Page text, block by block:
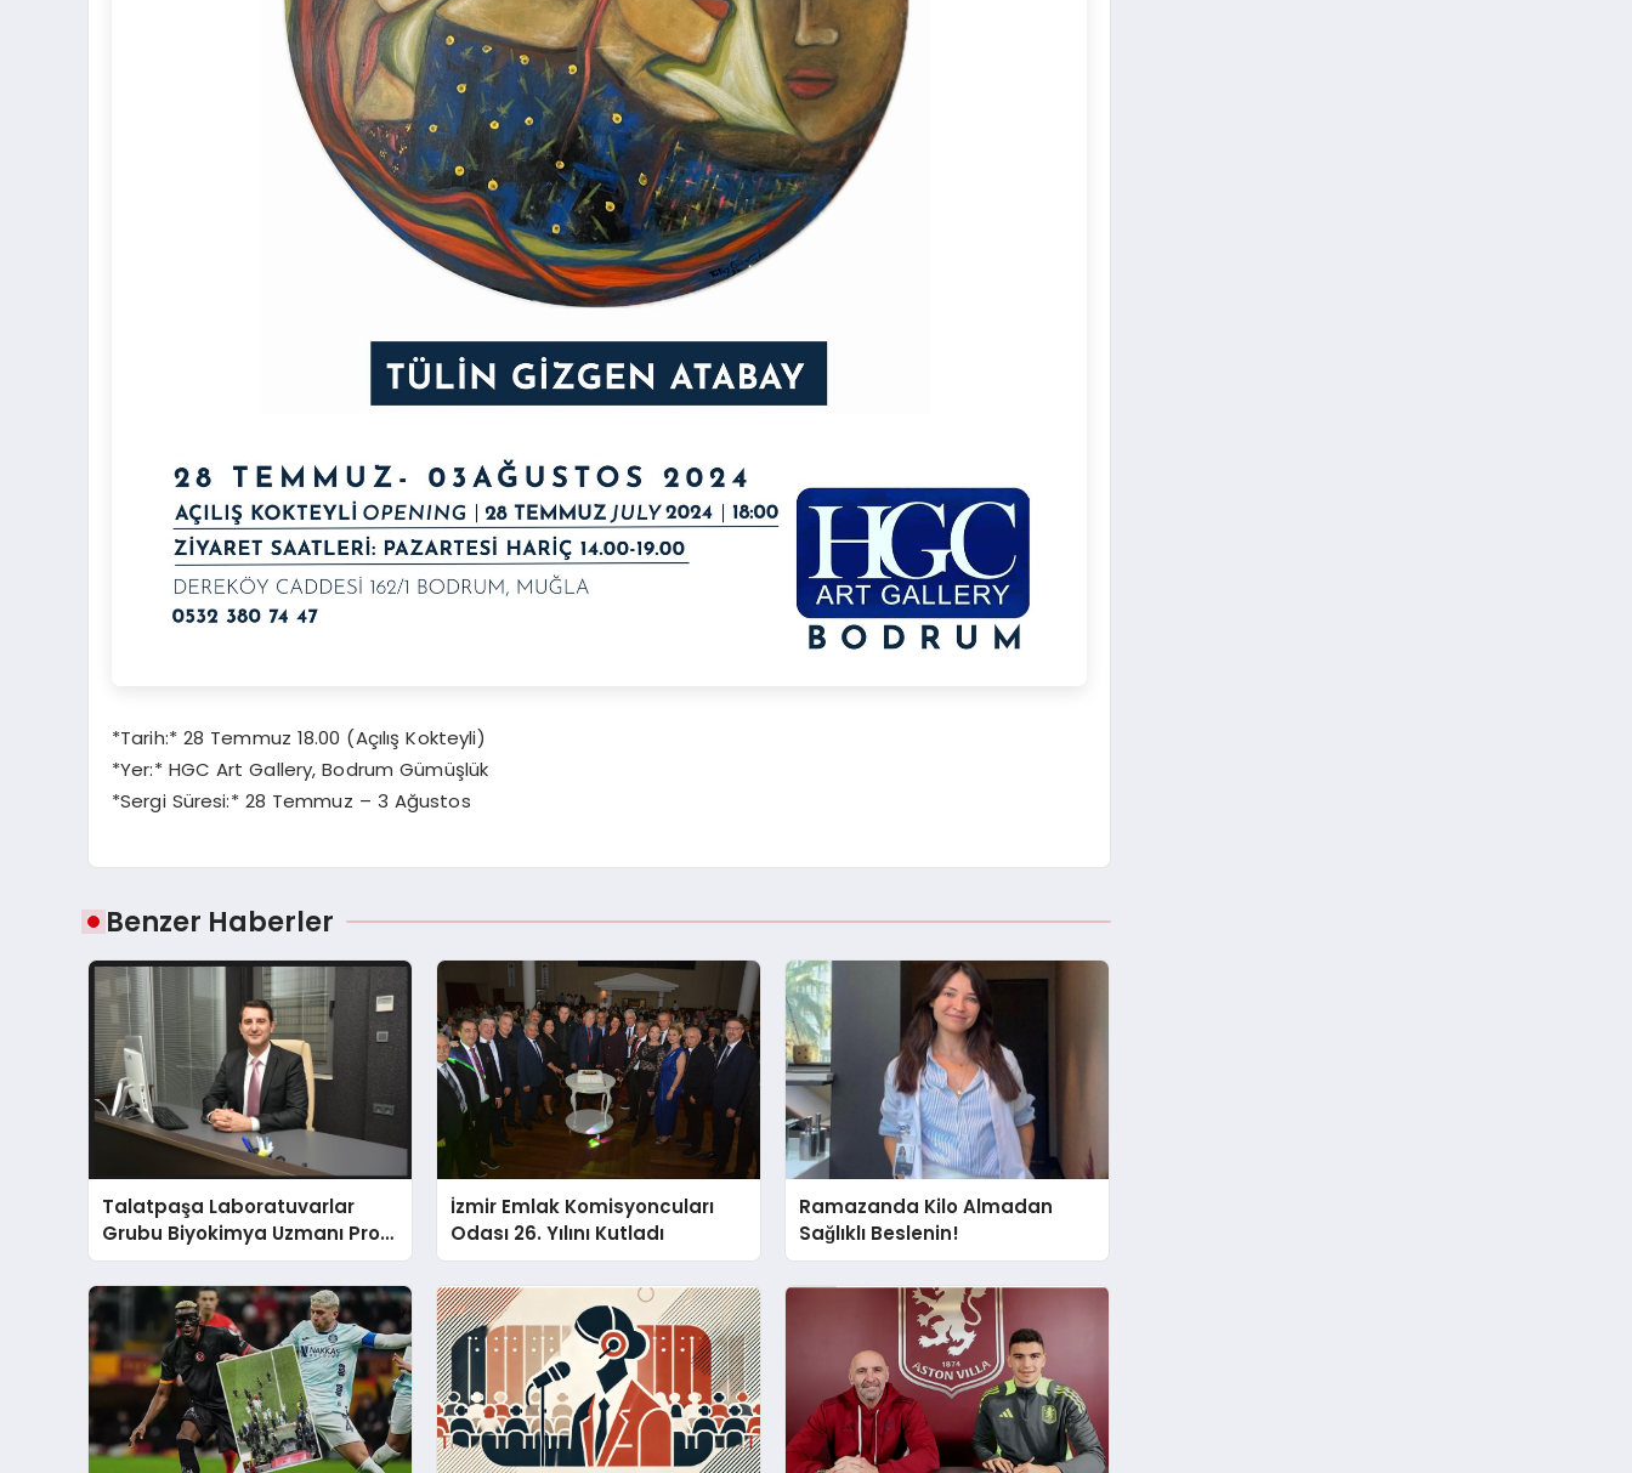
*Tarih:* 28 Temmuz 18.00 (Açılış Kokteyli)
*Yer:* HGC Art Gallery, Bodrum Gümüşlük
*Sergi Süresi:* 28 Temmuz – 3 Ağustos
Benzer Haberler
Talatpaşa Laboratuvarlar
Grubu Biyokimya Uzmanı Prof.
Dr. Ahmet Var
İzmir Emlak Komisyoncuları
Odası 26. Yılını Kutladı
Ramazanda Kilo Almadan
Sağlıklı Beslenin!